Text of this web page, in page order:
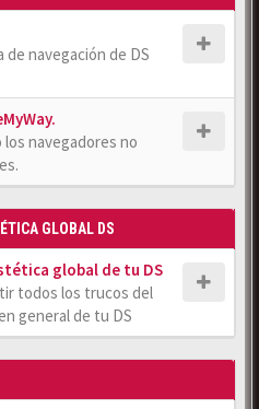
de navegación de DS
navegadores no
GLOBAL DS
global de tu DS
todos los trucos del
general de tu DS